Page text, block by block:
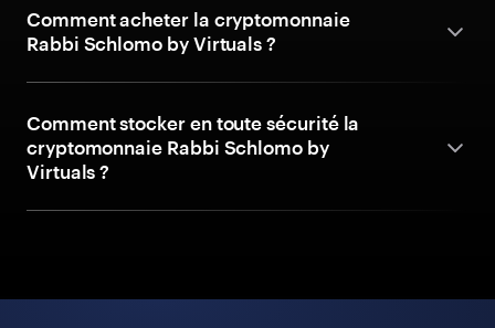
Comment acheter la cryptomonnaie
Rabbi Schlomo by Virtuals ?
Comment stocker en toute sécurité la
cryptomonnaie Rabbi Schlomo by
Virtuals ?